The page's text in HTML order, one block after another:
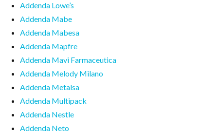
Addenda Lowe’s
Addenda Mabe
Addenda Mabesa
Addenda Mapfre
Addenda Mavi Farmaceutica
Addenda Melody Milano
Addenda Metalsa
Addenda Multipack
Addenda Nestle
Addenda Neto